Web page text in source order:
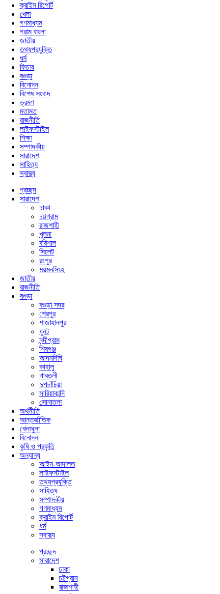
ক্রাইম রিপোর্ট
খেলা
গণমাধ্যম
গ্রাম বাংলা
জাতীয়
তথ্যপ্রযুক্তি
ধর্ম
ফিচার
বগুড়া
বিনোদন
বিশেষ সংবাদ
ভ্রমণ
মতামত
রাজনীতি
লাইফস্টাইল
শিক্ষা
সম্পাদকীয়
সারাদেশ
সাহিত্য
স্বাস্থ্য
প্রচ্ছদ
সারাদেশ
ঢাকা
চট্টগ্রাম
রাজশাহী
খুলনা
বরিশাল
সিলেট
রংপুর
ময়মনসিংহ
জাতীয়
রাজনীতি
বগুড়া
বগুড়া সদর
শেরপুর
শাজাহানপুর
ধুনট
নন্দীগ্রাম
শিবগঞ্জ
আদমদিঘি
কাহালু
গাবতলী
দুপচাঁচিয়া
সারিয়াকান্দি
সোনাতলা
অর্থনীতি
আন্তর্জাতিক
খেলাধুলা
বিনোদন
কৃষি ও প্রকৃতি
অন্যান্য
আইন-আদালত
লাইফস্টাইল
তথ্যপ্রযুক্তি
সাহিত্য
সম্পাদকীয়
গণমাধ্যম
ক্রাইম রিপোর্ট
ধর্ম
স্বাস্থ্য
প্রচ্ছদ
সারাদেশ
ঢাকা
চট্টগ্রাম
রাজশাহী